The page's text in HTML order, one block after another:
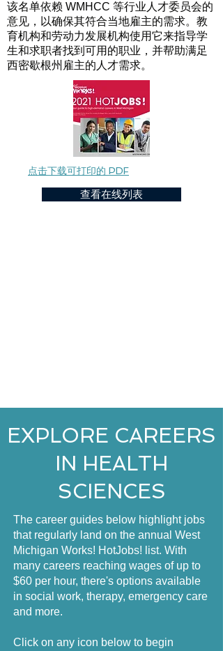
该名单依赖 WMHCC 等行业人才委员会的
意见，以确保其符合当地雇主的需求。教
育机构和劳动力发展机构使用它来指导学
生和求职者找到可用的职业，并帮助满足
西密歇根州雇主的人才需求。
点击下载可打印的 PDF
查看在线列表
EXPLORE CAREERS
IN HEALTH
SCIENCES
The career guides below highlight jobs
that regularly land on the annual West
Michigan Works! HotJobs! list. With
many careers reaching wages of up to
$60 per hour, there's options available
in social work, therapy, emergency care
and more.
Click on any icon below to begin